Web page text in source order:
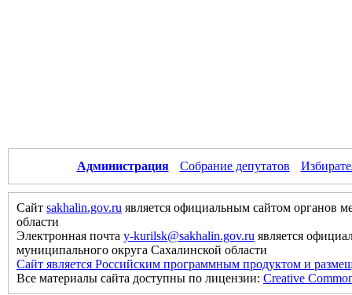
Администрация Собрание депутатов
Сайт sakhalin.gov.ru является официальным сайтом органов
области
Электронная почта y-kurilsk@sakhalin.gov.ru является
муниципального округа Сахалинской области
Сайт является Российским программным продуктом и
Все материалы сайта доступны по лицензии: Creative